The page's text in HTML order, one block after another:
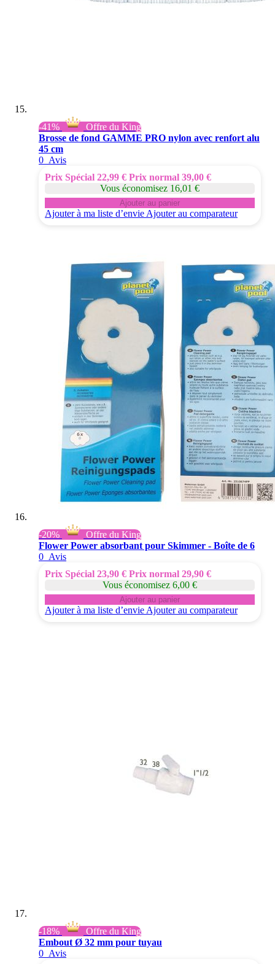
-41%
Offre du King
Brosse de fond GAMME PRO nylon avec renfort alu
45 cm
0 Avis
Prix Spécial 22,99 € Prix normal 39,00 €
Vous économisez 16,01 €
Ajouter au panier
Ajouter à ma liste d’envie Ajouter au comparateur
-20%
Offre du King
Flower Power absorbant pour Skimmer - Boîte de 6
0 Avis
Prix Spécial 23,90 € Prix normal 29,90 €
Vous économisez 6,00 €
Ajouter au panier
Ajouter à ma liste d’envie Ajouter au comparateur
-18%
Offre du King
Embout Ø 32 mm pour tuyau
0 Avis